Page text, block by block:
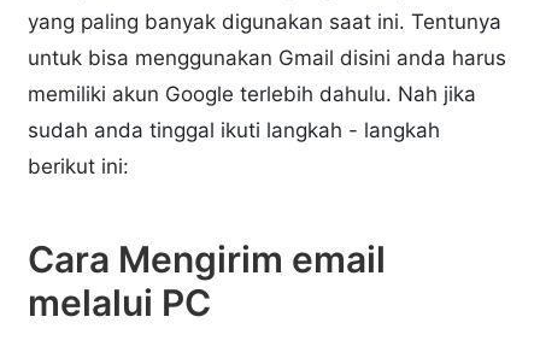
yang paling banyak digunakan saat ini. Tentunya
untuk bisa menggunakan Gmail disini anda harus
memiliki akun Google terlebih dahulu. Nah jika
sudah anda tinggal ikuti langkah - langkah
berikut ini:
Cara Mengirim email
melalui PC